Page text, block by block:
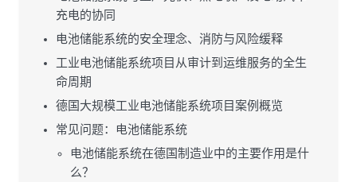
充电的协同
电池储能系统的安全理念、消防与风险缓释
工业电池储能系统项目从审计到运维服务的全生
命周期
德国大规模工业电池储能系统项目案例概览
常见问题：电池储能系统
电池储能系统在德国制造业中的主要作用是什
么？